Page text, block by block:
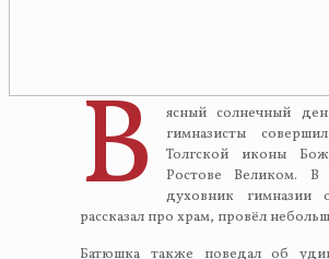
В
ясный солнечный
гимназисты
Толгской иконы
Ростове Великом. В
духовник гимназии
рассказал про храм, провёл
Батюшка также поведал об